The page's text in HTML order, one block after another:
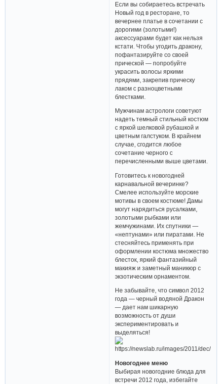
Если вы собираетесь встречать
Новый год в ресторане, то
вечернее платье в сочетании с
дорогими (золотыми!)
аксессуарами будет как нельзя
кстати. Чтобы угодить дракону,
пофантазируйте со своей
прической — попробуйте
украсить волосы яркими
прядями, закрепив прическу
лаком с разноцветными
блестками.
Мужчинам астрологи советуют
надеть темный стильный костюм
с яркой шелковой рубашкой и
цветным галстуком. В крайнем
случае, сгодится любое
сочетание черного с
перечисленными выше цветами.
Готовитесь к новогодней
карнавальной вечеринке?
Смелее используйте морские
мотивы в своем костюме! Дамы
могут нарядиться русалками,
золотыми рыбками или
жемчужинами. Их спутники —
«нептунами» или пиратами. Не
стесняйтесь применять при
оформлении костюма множество
блесток, яркий фантазийный
макияж и заметный маникюр с
экзотическим орнаментом.
Не забывайте, что символ 2012
года — черный водяной Дракон
— дает нам шикарную
возможность от души
экспериментировать и
выделяться!
Новогоднее меню
Выбирая новогодние блюда для
встречи 2012 года, избегайте